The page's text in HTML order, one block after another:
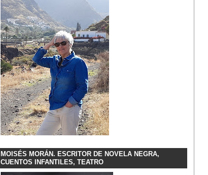
MOISÉS MORÁN. ESCRITOR DE NOVELA NEGRA,
CUENTOS INFANTILES, TEATRO